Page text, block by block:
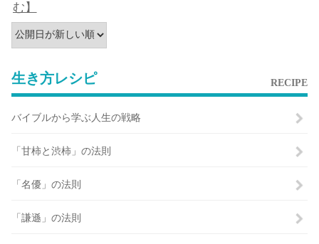
む】
生き方レシピ RECIPE
バイブルから学ぶ人生の戦略
「甘柿と渋柿」の法則
「名優」の法則
「謙遜」の法則